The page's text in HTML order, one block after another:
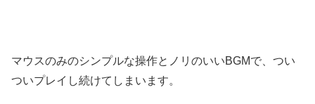
マウスのみのシンプルな操作とノリのいいBGMで、つい
ついプレイし続けてしまいます。